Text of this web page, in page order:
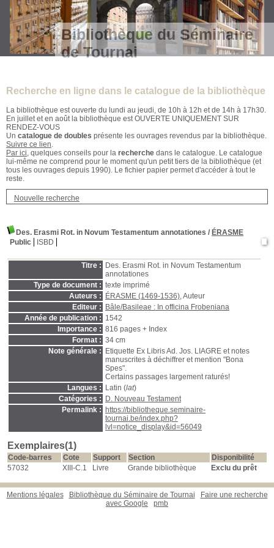
Bibliothèque du Séminaire
de Tournai
Recherche en ligne dans le catalogue de la bibliothèque
La bibliothèque est ouverte du lundi au jeudi, de 10h à 12h et de 14h à 17h30.
En juillet et en août la bibliothèque est OUVERTE UNIQUEMENT SUR
RENDEZ-VOUS
Un catalogue de doubles présente les ouvrages revendus par la bibliothèque.
Suivre ce lien.
Par ici, quelques conseils pour la recherche dans le catalogue. Le catalogue
lui-même ne comprend pour le moment qu'un petit tiers de la bibliothèque (et
tous les ouvrages depuis 1990). Le fichier papier permet d'accéder à tout le
reste.
Nouvelle recherche
Des. Erasmi Rot. in Novum Testamentum annotationes / ÉRASME
Public
ISBD
Titre :
Des. Erasmi Rot. in Novum Testamentum
annotationes
Type de document : texte imprimé
Auteurs :
ÉRASME (1469-1536), Auteur
Editeur :
Bâle/Basileae : In officina Frobeniana
Année de publication : 1542
Importance : 816 pages + Index
Format : 34 cm
Note générale :
Etiquette Ex Libris Ad. Jos. LIAGRE et notes
manuscrites à déchiffrer et mention "Bona
Spes".
Certains passages largement raturés!
Langues :
Latin (lat)
Catégories :
D. Nouveau Testament
Permalink :
https://bibliotheque.seminaire-
tournai.be/index.php?
lvl=notice_display&id=56049
Exemplaires(1)
Code-barres Cote Support Section
Disponibilité
57032
XIII-C.1 Livre Grande bibliothèque Exclu du prêt
Mentions légales Bibliothèque du Séminaire de Tournai
Faire une recherche
avec Google
pmb